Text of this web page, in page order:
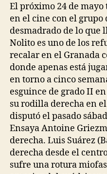
El próximo 24 de
en el cine con el grupo
desmadrado de lo que
Nolito es uno de los
recalar en el Granada
donde apenas está
en torno a cinco
esguince de grado II
su rodilla derecha en
disputó el pasado
Ensaya Antoine
derecha. Luis Suárez
derecha desde el
sufre una rotura